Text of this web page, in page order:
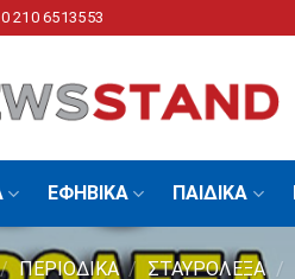
210 6513553
ΕΦΗΒΙΚΑ ΠΑΙΔΙΚΑ
/ ΠΕΡΙΟΔΙΚΑ / ΣΤΑΥΡΟΛΕΞΑ /